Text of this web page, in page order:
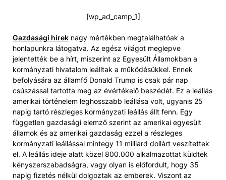
[wp_ad_camp_1]
Gazdasági hírek nagy mértékben megtalálhatóak a
honlapunkra látogatva. Az egész világot meglepve
jelentették be a hírt, miszerint az Egyesült Államokban a
kormányzati hivatalom leálltak a működésükkel. Ennek
befolyására az államfő Donald Trump is csak pár nap
csúszással tartotta meg az évértékelő beszédét. Ez a leállás
amerikai történelem leghosszabb leállása volt, ugyanis 25
napig tartó részleges kormányzati leállás állt fenn. Egy
független gazdasági elemző szerint az amerikai egyesült
államok és az amerikai gazdaság ezzel a részleges
kormányzati leállással mintegy 11 milliárd dollárt veszítettek
el. A leállás ideje alatt közel 800.000 alkalmazottat küldtek
kényszerszabadságra, vagy olyan is előfordult, hogy 35
napig fizetés nélkül dolgoztak az emberek. Viszont az